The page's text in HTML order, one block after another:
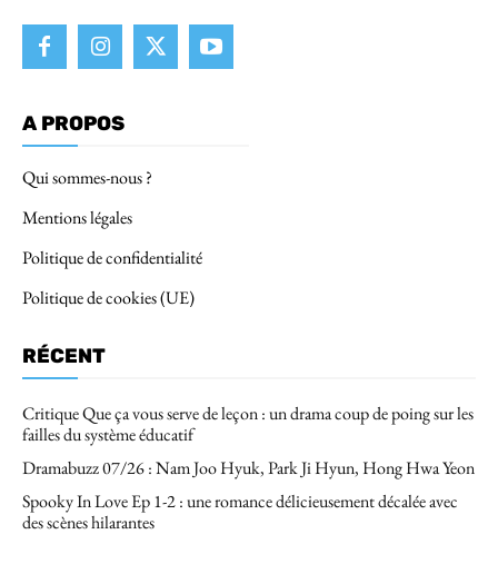
A PROPOS
Qui sommes-nous ?
Mentions légales
Politique de confidentialité
Politique de cookies (UE)
RÉCENT
Critique Que ça vous serve de leçon : un drama coup de poing sur les
failles du système éducatif
Dramabuzz 07/26 : Nam Joo Hyuk, Park Ji Hyun, Hong Hwa Yeon
Spooky In Love Ep 1-2 : une romance délicieusement décalée avec
des scènes hilarantes